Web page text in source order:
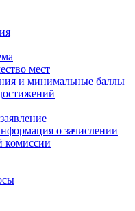
мест
и минимальные баллы
о зачислении
комиссии